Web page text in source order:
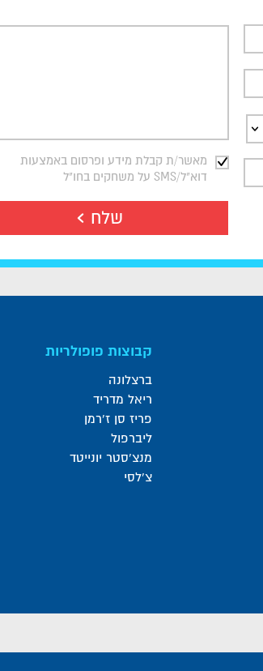
מאשר/ת קבלת מידע ופרסום באמצעות
דוא"ל/SMS על משחקים בחו"ל
שלח
קבוצות פופולריות
ברצלונה
ריאל מדריד
פריז סן ז'רמן
ליברפול
מנצ'סטר יונייטד
צ'לסי